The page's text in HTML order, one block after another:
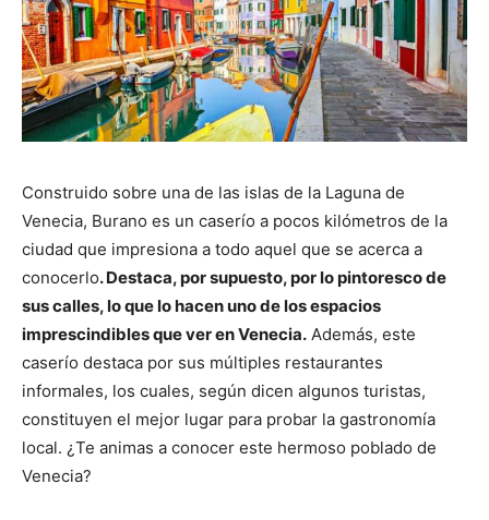
Construido sobre una de las islas de la Laguna de
Venecia, Burano es un caserío a pocos kilómetros de la
ciudad que impresiona a todo aquel que se acerca a
conocerlo. Destaca, por supuesto, por lo pintoresco de
sus calles, lo que lo hacen uno de los espacios
imprescindibles que ver en Venecia. Además, este
caserío destaca por sus múltiples restaurantes
informales, los cuales, según dicen algunos turistas,
constituyen el mejor lugar para probar la gastronomía
local. ¿Te animas a conocer este hermoso poblado de
Venecia?